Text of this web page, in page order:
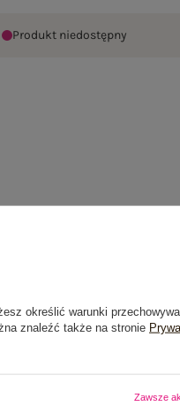
Produkt niedostępny
określić warunki
znaleźć także na stronie
Zawsze